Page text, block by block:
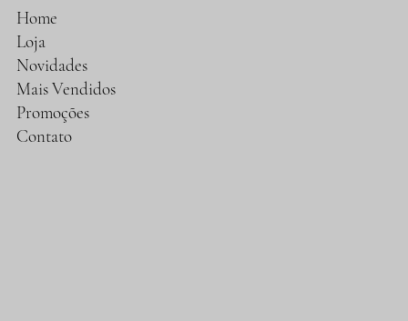
Home
Loja
Novidades
Mais Vendidos
Promoções
Contato